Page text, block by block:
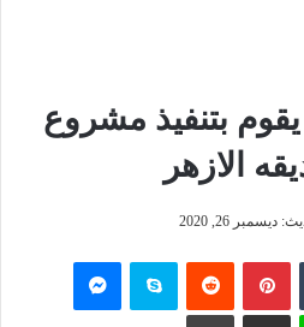
بتنفيذ مشروع
الازهر
ديسمبر 26, 2020
بينتيريست سكايب
لاين